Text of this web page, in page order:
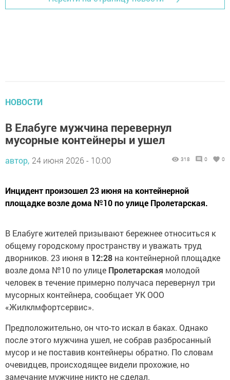
НОВОСТИ
В Елабуге мужчина перевернул
мусорные контейнеры и ушел
автор, 24 июня 2026 - 10:00 318 0 0
Инцидент произошел 23 июня на контейнерной
площадке возле дома №10 по улице Пролетарская.
В Елабуге жителей призывают бережнее относиться к
общему городскому пространству и уважать труд
дворников. 23 июня в 12:28 на контейнерной площадке
возле дома №10 по улице Пролетарская молодой
человек в течение примерно получаса перевернул три
мусорных контейнера, сообщает УК ООО
«Жилклмфортсервис».
Предположительно, он что-то искал в баках. Однако
после этого мужчина ушел, не собрав разбросанный
мусор и не поставив контейнеры обратно. По словам
очевидцев, происходящее видели прохожие, но
замечание мужчине никто не сделал.